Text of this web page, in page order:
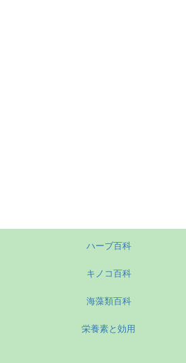
ハーブ百科
キノコ百科
海藻類百科
栄養素と効用